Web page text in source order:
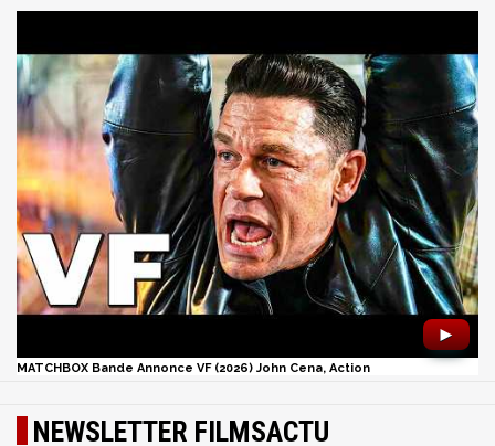
►
MATCHBOX Bande Annonce VF (2026) John Cena, Action
NEWSLETTER FILMSACTU